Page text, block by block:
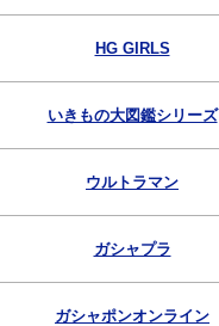
HG GIRLS
いきもの大図鑑シリーズ
ウルトラマン
ガシャプラ
ガシャポンオンライン